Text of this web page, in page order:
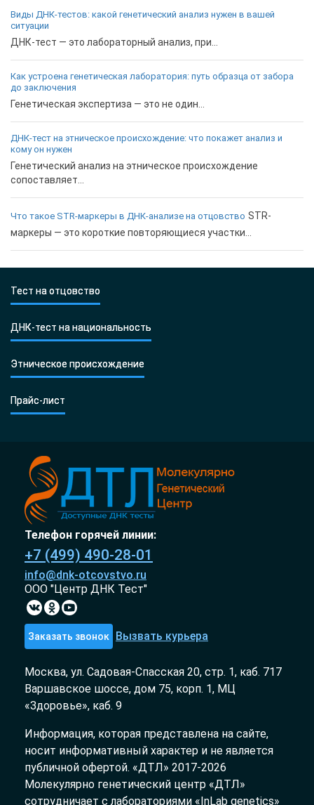
Виды ДНК-тестов: какой генетический анализ нужен в вашей
ситуации
ДНК-тест — это лабораторный анализ, при...
Как устроена генетическая лаборатория: путь образца от забора
до заключения
Генетическая экспертиза — это не один...
ДНК-тест на этническое происхождение: что покажет анализ и
кому он нужен
Генетический анализ на этническое происхождение
сопоставляет...
Что такое STR-маркеры в ДНК-анализе на отцовство STR-
маркеры — это короткие повторяющиеся участки...
Тест на отцовство
ДНК-тест на национальность
Этническое происхождение
Прайс-лист
Телефон горячей линии:
+7 (499) 490-28-01
info@dnk-otcovstvo.ru
ООО "Центр ДНК Тест"
Заказать звонок Вызвать курьера
Москва, ул. Садовая-Спасская 20, стр. 1, каб. 717
Варшавское шоссе, дом 75, корп. 1, МЦ
«Здоровье», каб. 9
Информация, которая представлена на сайте,
носит информативный характер и не является
публичной офертой. «ДТЛ» 2017-2026
Молекулярно генетический центр «ДТЛ»
сотрудничает с лабораториями «InLab genetics»